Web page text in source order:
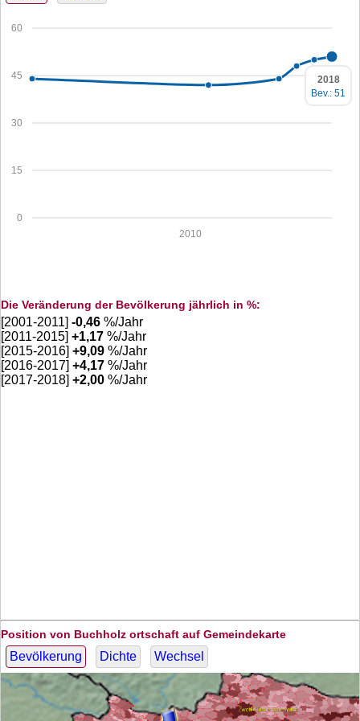
0
15
30
45
60
2010
2018
Bev.: 51
Die Veränderung der Bevölkerung jährlich in %:
[2001-2011] -0,46 %/Jahr
[2011-2015] +1,17 %/Jahr
[2015-2016] +9,09 %/Jahr
[2016-2017] +4,17 %/Jahr
[2017-2018] +2,00 %/Jahr
Position von Buchholz ortschaft auf Gemeindekarte
Bevölkerung Dichte Wechsel